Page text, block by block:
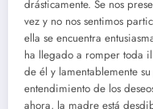
drásticamente. Se nos
vez y no nos sentimos
ella se encuentra
ha llegado a romper toda
de él y lamentablemente
entendimiento de los
ahora, la madre está